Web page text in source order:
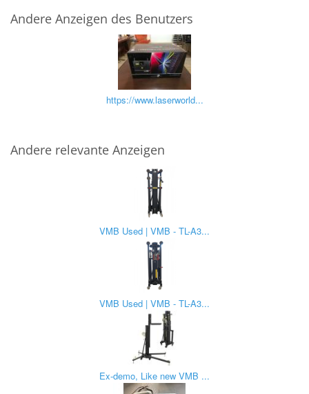
Andere Anzeigen des Benutzers
https://www.laserworld...
Andere relevante Anzeigen
VMB Used | VMB - TL-A3...
VMB Used | VMB - TL-A3...
Ex-demo, Like new VMB ...